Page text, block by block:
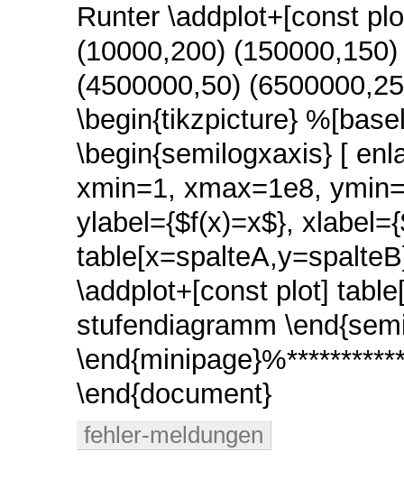
Runter \addplot+[const
(10000,200)
(4500000,50)
\begin{tikzpicture}
\begin{semilogxaxis} [
xmin=1, xmax=1e8,
ylabel={$f(x)=x$},
\addplot+[const plot]
stufendiagramm
\end{document}
fehler-meldungen